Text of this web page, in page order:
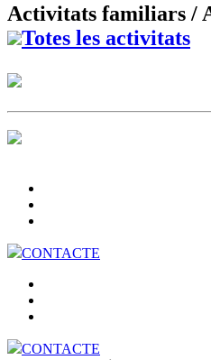
Activitats familiars /
Totes les activitats
CONTACTE
CONTACTE